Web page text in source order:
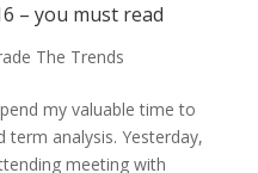
– you must read
The Trends
my valuable time to
analysis. Yesterday,
meeting with